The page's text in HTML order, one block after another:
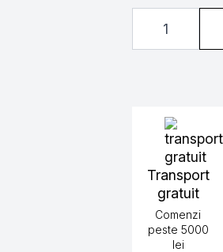
Cantitate
Material
nisip
Transport
gratuit
Comenzi
peste 5000
lei